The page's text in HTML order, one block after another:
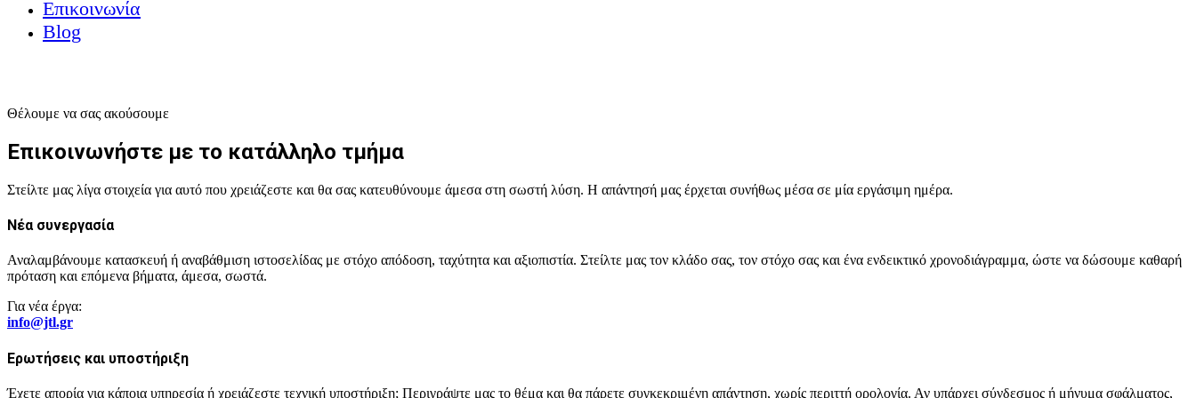
Επικοινωνία
Blog
Θέλουμε να σας ακούσουμε
Επικοινωνήστε με το κατάλληλο τμήμα
Στείλτε μας λίγα στοιχεία για αυτό που χρειάζεστε και θα σας κατευθύνουμε άμεσα στη σωστή λύση. Η απάντησή μας έρχεται συνήθως μέσα σε μία εργάσιμη ημέρα.
Νέα συνεργασία
Αναλαμβάνουμε κατασκευή ή αναβάθμιση ιστοσελίδας με στόχο απόδοση, ταχύτητα και αξιοπιστία. Στείλτε μας τον κλάδο σας, τον στόχο σας και ένα ενδεικτικό χρονοδιάγραμμα, ώστε να δώσουμε καθαρή
πρόταση και επόμενα βήματα, άμεσα, σωστά.
Για νέα έργα:
info@jtl.gr
Ερωτήσεις και υποστήριξη
Έχετε απορία για κάποια υπηρεσία ή χρειάζεστε τεχνική υποστήριξη; Περιγράψτε μας το θέμα και θα πάρετε συγκεκριμένη απάντηση, χωρίς περιττή ορολογία. Αν υπάρχει σύνδεσμος ή μήνυμα σφάλματος,